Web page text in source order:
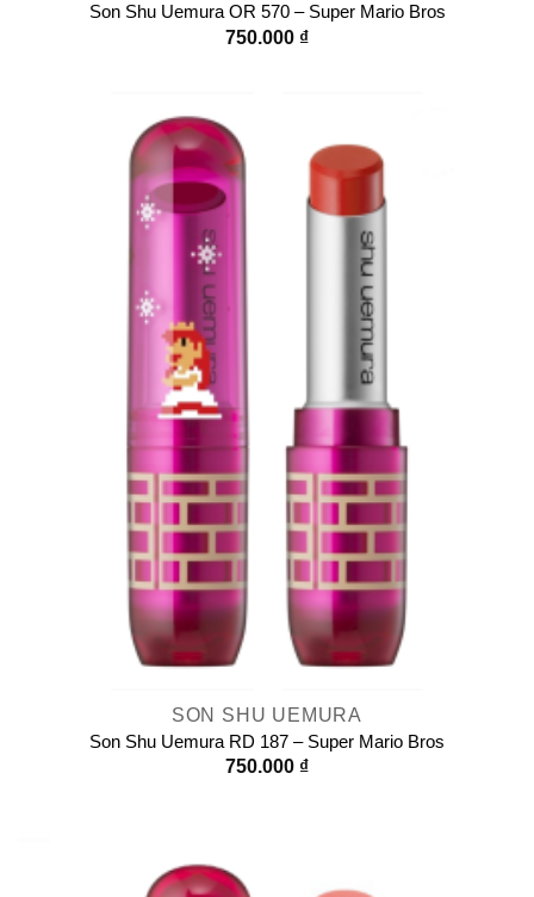
Son Shu Uemura OR 570 – Super Mario Bros
750.000 ₫
SON SHU UEMURA
Son Shu Uemura RD 187 – Super Mario Bros
750.000 ₫